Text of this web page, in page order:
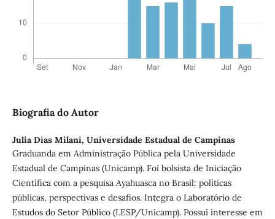
Biografia do Autor
Julia Dias Milani, Universidade Estadual de Campinas
Graduanda em Administração Pública pela Universidade
Estadual de Campinas (Unicamp). Foi bolsista de Iniciação
Científica com a pesquisa Ayahuasca no Brasil: políticas
públicas, perspectivas e desafios. Integra o Laboratório de
Estudos do Setor Público (LESP/Unicamp). Possui interesse em